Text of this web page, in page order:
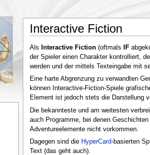
Interactive Fiction
Als Interactive Fiction(oftmals IF
der Spieler einen Charakter kontrolliert,
werden und der mittels Texteingabe mit
Eine harte Abgrenzung zu verwandten
können Interactive-Fiction-Spiele
Element ist jedoch stets die Darstellung
Die bekannteste und am weitesten
auch Programme, bei denen
Adventureelemente nicht vorkommen.
Dagegen sind die HyperCard-basierten
Text (das geht auch).